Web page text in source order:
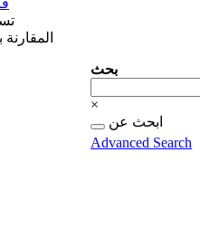
بحث
×
البحث
عن...
ابحث عن
Advanced Search